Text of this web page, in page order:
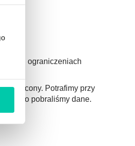
ograniczeniach
beacony. Potrafimy przy
pobraliśmy dane.